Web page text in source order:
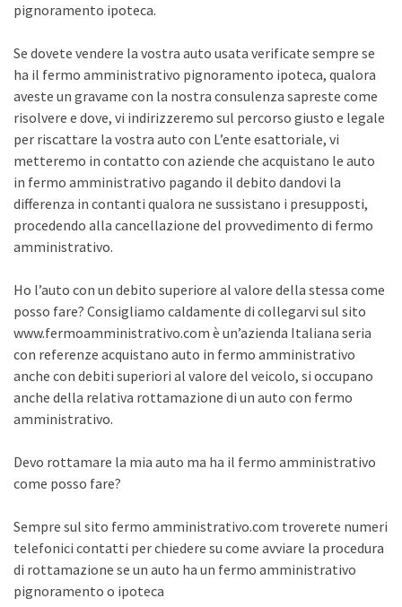
pignoramento ipoteca.
Se dovete vendere la vostra auto usata verificate sempre se
ha il fermo amministrativo pignoramento ipoteca, qualora
aveste un gravame con la nostra consulenza sapreste come
risolvere e dove, vi indirizzeremo sul percorso giusto e legale
per riscattare la vostra auto con L’ente esattoriale, vi
metteremo in contatto con aziende che acquistano le auto
in fermo amministrativo pagando il debito dandovi la
differenza in contanti qualora ne sussistano i presupposti,
procedendo alla cancellazione del provvedimento di fermo
amministrativo.
Ho l’auto con un debito superiore al valore della stessa come
posso fare? Consigliamo caldamente di collegarvi sul sito
www.fermoamministrativo.com è un’azienda Italiana seria
con referenze acquistano auto in fermo amministrativo
anche con debiti superiori al valore del veicolo, si occupano
anche della relativa rottamazione di un auto con fermo
amministrativo.
Devo rottamare la mia auto ma ha il fermo amministrativo
come posso fare?
Sempre sul sito fermo amministrativo.com troverete numeri
telefonici contatti per chiedere su come avviare la procedura
di rottamazione se un auto ha un fermo amministrativo
pignoramento o ipoteca